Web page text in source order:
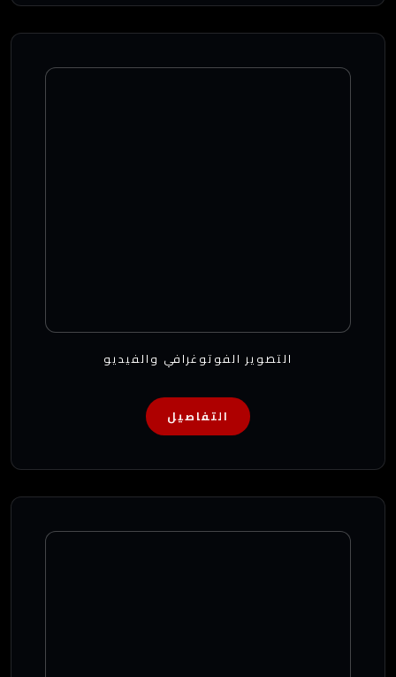
التصوير الفوتوغرافي والفيديو
التفاصيل